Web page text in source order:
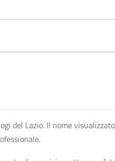
del Lazio. Il nome